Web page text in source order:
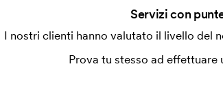
Servizi con
I nostri clienti hanno valutato il livello del
Prova tu stesso ad effettuare